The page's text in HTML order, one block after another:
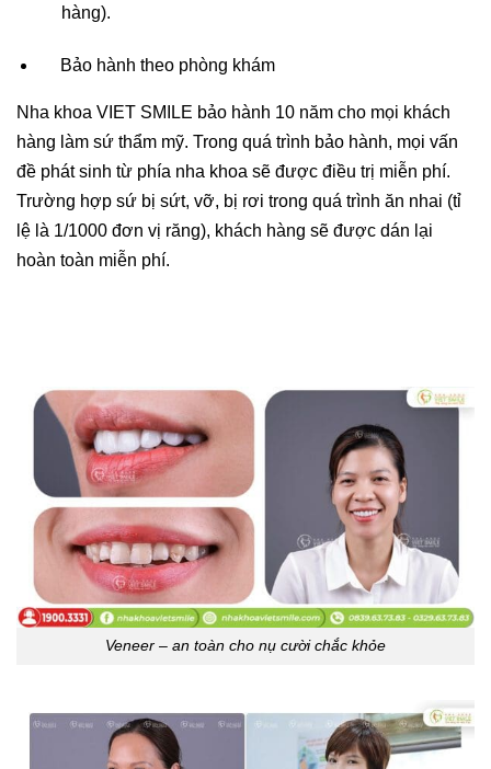
hàng).
Bảo hành theo phòng khám
Nha khoa VIET SMILE bảo hành 10 năm cho mọi khách
hàng làm sứ thẩm mỹ. Trong quá trình bảo hành, mọi vấn
đề phát sinh từ phía nha khoa sẽ được điều trị miễn phí.
Trường hợp sứ bị sứt, vỡ, bị rơi trong quá trình ăn nhai (tỉ
lệ là 1/1000 đơn vị răng), khách hàng sẽ được dán lại
hoàn toàn miễn phí.
Veneer – an toàn cho nụ cười chắc khỏe